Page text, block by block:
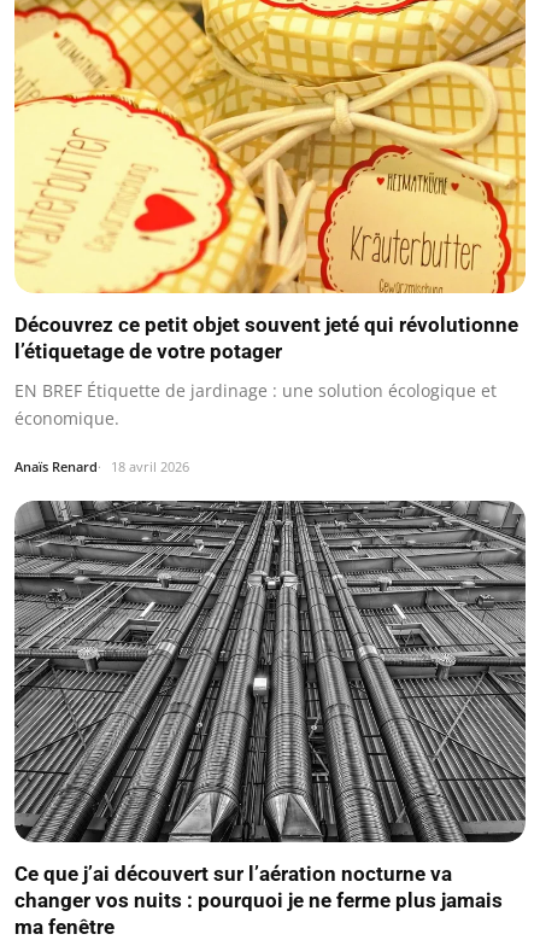
Découvrez ce petit objet souvent jeté qui révolutionne
l’étiquetage de votre potager
EN BREF Étiquette de jardinage : une solution écologique et
économique.
Anaïs Renard 18 avril 2026
Ce que j’ai découvert sur l’aération nocturne va
changer vos nuits : pourquoi je ne ferme plus jamais
ma fenêtre